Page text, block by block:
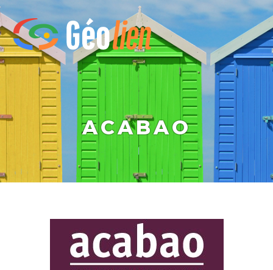
ACABAO